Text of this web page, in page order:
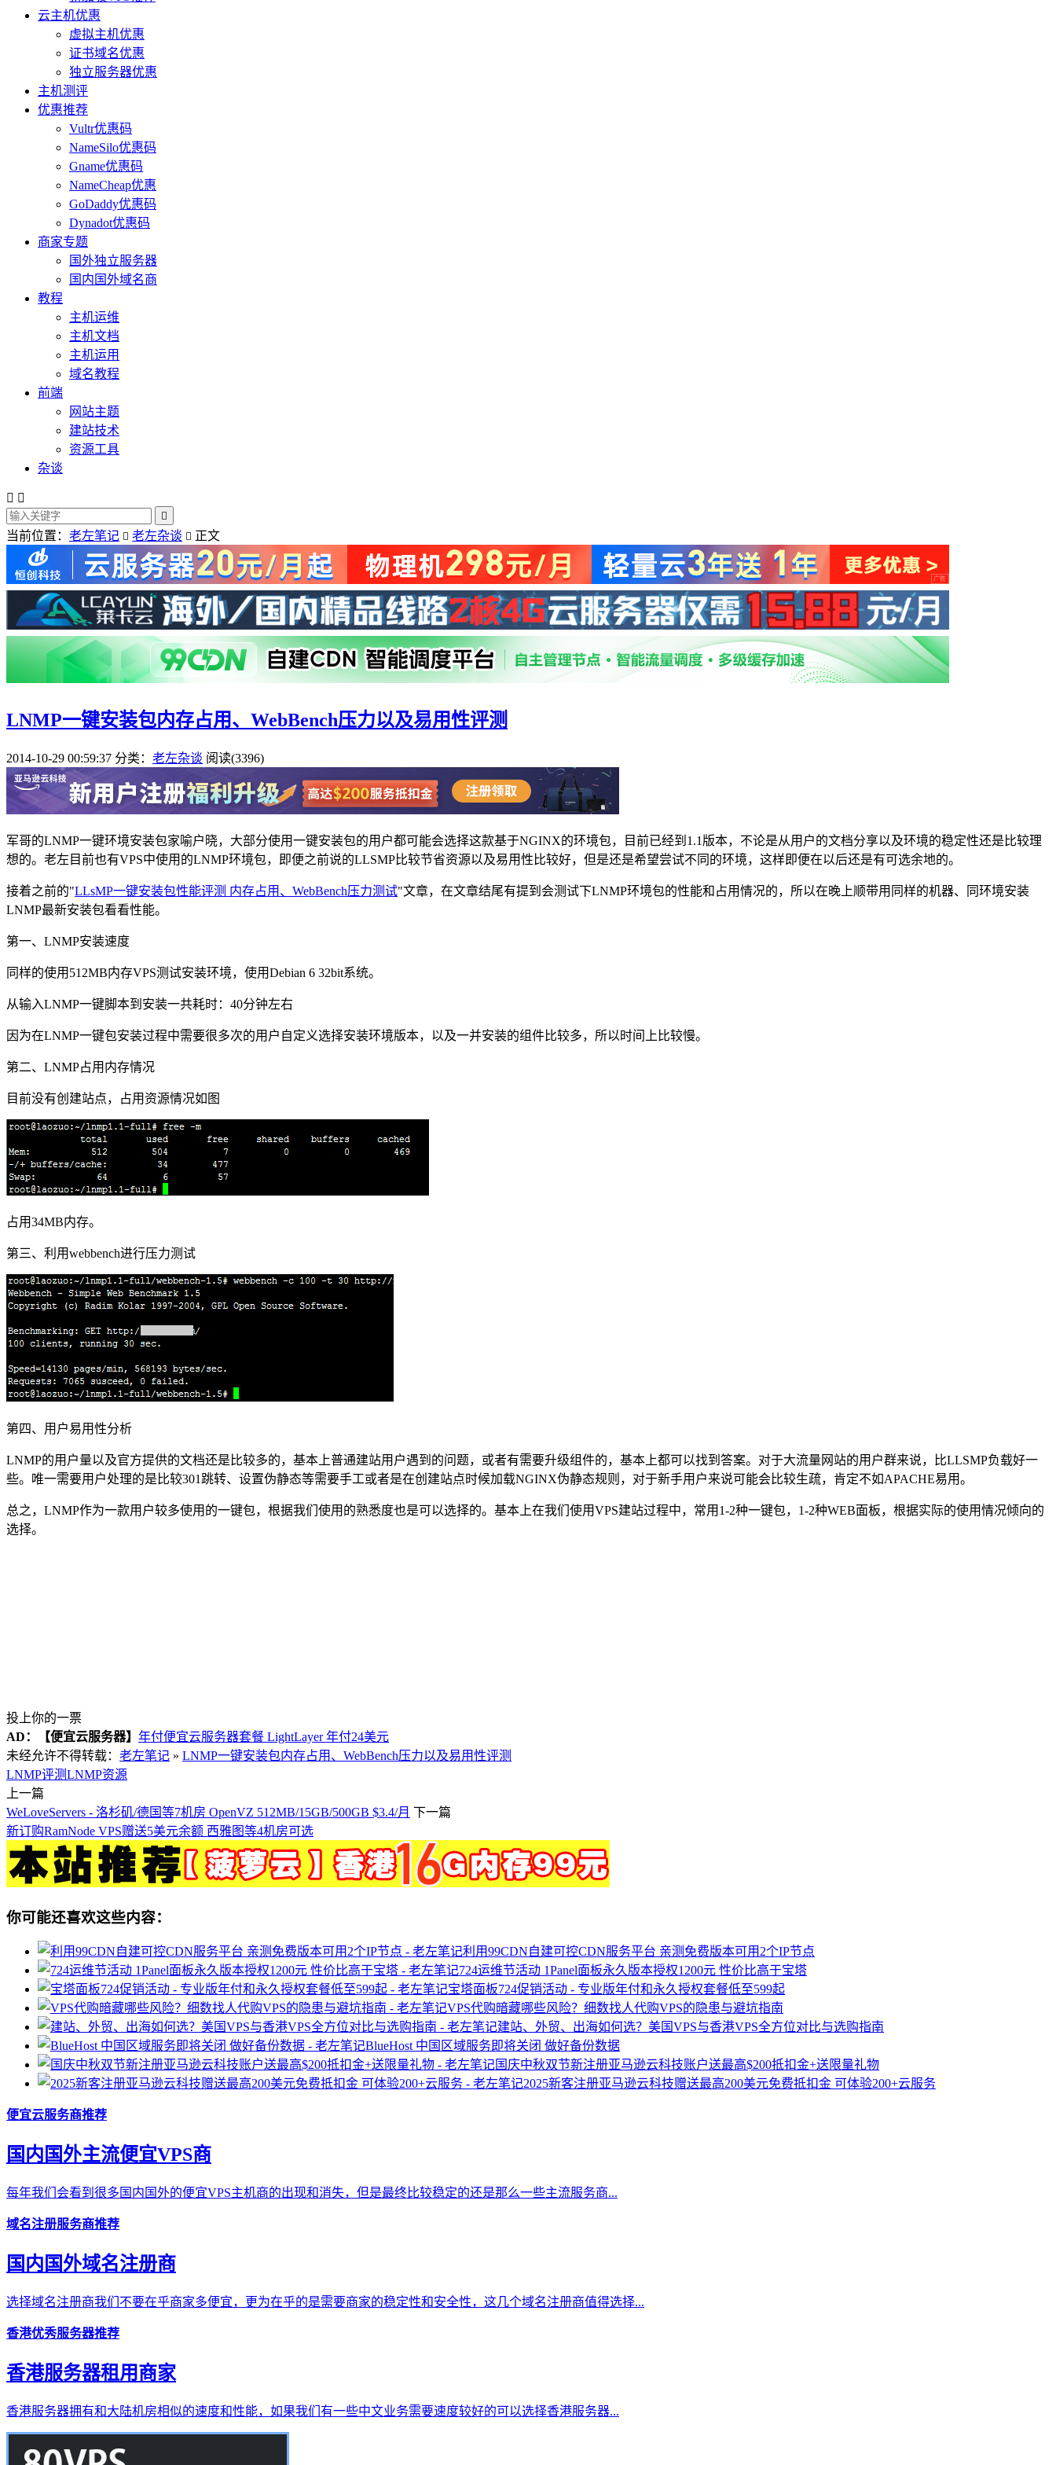
云主机优惠
虚拟主机优惠
证书域名优惠
独立服务器优惠
主机测评
优惠推荐
Vultr优惠码
NameSilo优惠码
Gname优惠码
NameCheap优惠
GoDaddy优惠码
Dynadot优惠码
商家专题
国外独立服务器
国内国外域名商
教程
主机运维
主机文档
主机运用
域名教程
前端
网站主题
建站技术
资源工具
杂谈
 

当前位置： 老左笔记  老左杂谈  正文
LNMP一键安装包内存占用、WebBench压力以及易用性评测
2014-10-29 00:59:37 分类： 老左杂谈 阅读(3396)
军哥的LNMP一键环境安装包家喻户晓，大部分使用一键安装包的用户都可能会选择这款基于NGINX的环境包，目前已经到1.1版本，不论是从用户的文档分享以及环境的稳定性还是比较理
想的。老左目前也有VPS中使用的LNMP环境包，即便之前说的LLSMP比较节省资源以及易用性比较好，但是还是希望尝试不同的环境，这样即便在以后还是有可选余地的。
接着之前的"LLsMP一键安装包性能评测 内存占用、WebBench压力测试"文章，在文章结尾有提到会测试下LNMP环境包的性能和占用情况的，所以在晚上顺带用同样的机器、同环境安装
LNMP最新安装包看看性能。
第一、LNMP安装速度
同样的使用512MB内存VPS测试安装环境，使用Debian 6 32bit系统。
从输入LNMP一键脚本到安装一共耗时：40分钟左右
因为在LNMP一键包安装过程中需要很多次的用户自定义选择安装环境版本，以及一并安装的组件比较多，所以时间上比较慢。
第二、LNMP占用内存情况
目前没有创建站点，占用资源情况如图
占用34MB内存。
第三、利用webbench进行压力测试
第四、用户易用性分析
LNMP的用户量以及官方提供的文档还是比较多的，基本上普通建站用户遇到的问题，或者有需要升级组件的，基本上都可以找到答案。对于大流量网站的用户群来说，比LLSMP负载好一
些。唯一需要用户处理的是比较301跳转、设置伪静态等需要手工或者是在创建站点时候加载NGINX伪静态规则，对于新手用户来说可能会比较生疏，肯定不如APACHE易用。
总之，LNMP作为一款用户较多使用的一键包，根据我们使用的熟悉度也是可以选择的。基本上在我们使用VPS建站过程中，常用1-2种一键包，1-2种WEB面板，根据实际的使用情况倾向的
选择。
投上你的一票
AD：
【便宜云服务器】 年付便宜云服务器套餐 LightLayer 年付24美元
未经允许不得转载： 老左笔记 » LNMP一键安装包内存占用、WebBench压力以及易用性评测
LNMP评测LNMP资源
上一篇
WeLoveServers - 洛杉矶/德国等7机房 OpenVZ 512MB/15GB/500GB $3.4/月 下一篇
新订购RamNode VPS赠送5美元余额 西雅图等4机房可选
你可能还喜欢这些内容：
利用99CDN自建可控CDN服务平台 亲测免费版本可用2个IP节点
724运维节活动 1Panel面板永久版本授权1200元 性价比高于宝塔
宝塔面板724促销活动 - 专业版年付和永久授权套餐低至599起
VPS代购暗藏哪些风险？细数找人代购VPS的隐患与避坑指南
建站、外贸、出海如何选？美国VPS与香港VPS全方位对比与选购指南
BlueHost 中国区域服务即将关闭 做好备份数据
国庆中秋双节新注册亚马逊云科技账户送最高$200抵扣金+送限量礼物
2025新客注册亚马逊云科技赠送最高200美元免费抵扣金 可体验200+云服务
便宜云服务商推荐
国内国外主流便宜VPS商
每年我们会看到很多国内国外的便宜VPS主机商的出现和消失，但是最终比较稳定的还是那么一些主流服务商...
域名注册服务商推荐
国内国外域名注册商
选择域名注册商我们不要在乎商家多便宜，更为在乎的是需要商家的稳定性和安全性，这几个域名注册商值得选择...
香港优秀服务器推荐
香港服务器租用商家
香港服务器拥有和大陆机房相似的速度和性能，如果我们有一些中文业务需要速度较好的可以选择香港服务器...